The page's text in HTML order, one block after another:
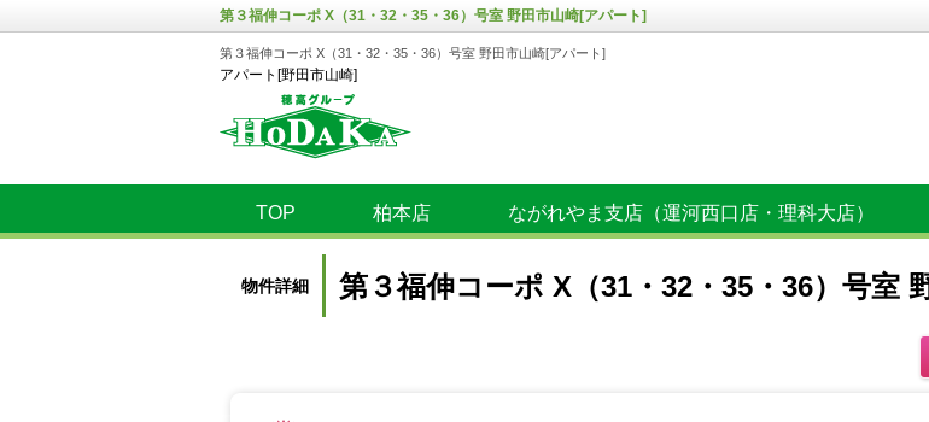
第３福伸コーポ X（31・32・35・36）号室 野田市山崎[アパート]
第３福伸コーポ X（31・32・35・36）号室 野田市山崎[アパート]
アパート[野田市山崎]
TOP 柏本店 ながれやま支店（運河西口店・理科大店）
物件詳細 第３福伸コーポ X（31・32・35・36）号室